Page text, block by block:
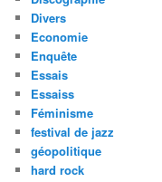
Divers
Economie
Enquête
Essais
Essaiss
Féminisme
festival de jazz
géopolitique
hard rock